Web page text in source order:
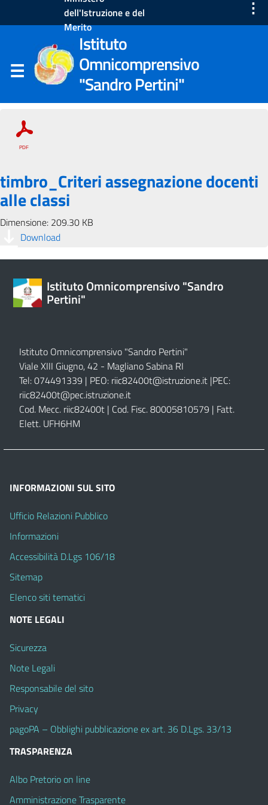
dell'Istruzione e del
Merito
⋮
Istituto
Omnicomprensivo
"Sandro Pertini"
timbro_Criteri assegnazione docenti
alle classi
Dimensione: 209.30 KB
Download
Istituto Omnicomprensivo "Sandro
Pertini"
Istituto Omnicomprensivo "Sandro Pertini"
Viale XIII Giugno, 42 - Magliano Sabina RI
Tel: 074491339 | PEO: riic82400t@istruzione.it |PEC:
riic82400t@pec.istruzione.it
Cod. Mecc. riic82400t | Cod. Fisc. 80005810579 | Fatt.
Elett. UFH6HM
INFORMAZIONI SUL SITO
Ufficio Relazioni Pubblico
Informazioni
Accessibilità D.Lgs 106/18
Sitemap
Elenco siti tematici
NOTE LEGALI
Sicurezza
Note Legali
Responsabile del sito
Privacy
pagoPA – Obblighi pubblicazione ex art. 36 D.Lgs. 33/13
TRASPARENZA
Albo Pretorio on line
Amministrazione Trasparente